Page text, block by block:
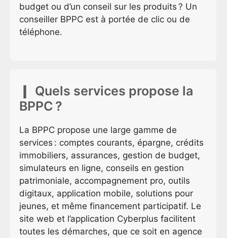
budget ou d’un conseil sur les produits ? Un
conseiller BPPC est à portée de clic ou de
téléphone.
Quels services propose la
BPPC ?
La BPPC propose une large gamme de
services : comptes courants, épargne, crédits
immobiliers, assurances, gestion de budget,
simulateurs en ligne, conseils en gestion
patrimoniale, accompagnement pro, outils
digitaux, application mobile, solutions pour
jeunes, et même financement participatif. Le
site web et l’application Cyberplus facilitent
toutes les démarches, que ce soit en agence